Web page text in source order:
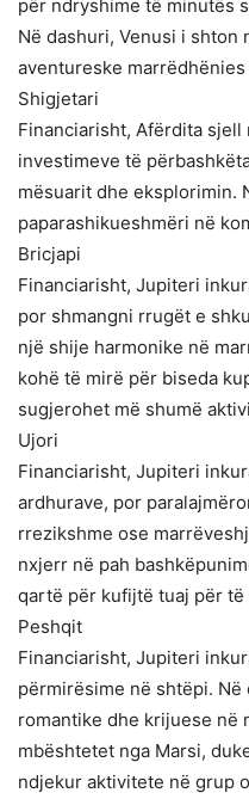
për ndryshime të minutës
Në dashuri, Venusi i shton
aventureske marrëdhënies
Shigjetari
Financiarisht, Afërdita
investimeve të
mësuarit dhe eksplorimin.
paparashikueshmëri në
Bricjapi
Financiarisht, Jupiteri
por shmangni rrugët e
një shije harmonike në
kohë të mirë për biseda
sugjerohet më shumë
Ujori
Financiarisht, Jupiteri
ardhurave, por
rrezikshme ose
nxjerr në pah
qartë për kufijtë tuaj për
Peshqit
Financiarisht, Jupiteri
përmirësime në shtëpi.
romantike dhe krijuese në
mbështetet nga Marsi,
ndjekur aktivitete në grup